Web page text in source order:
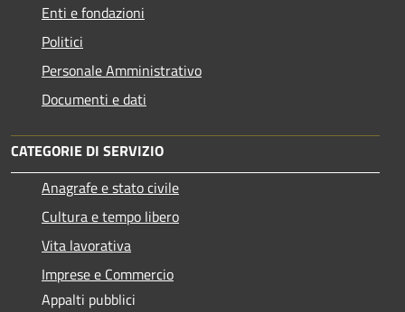
Enti e fondazioni
Politici
Personale Amministrativo
Documenti e dati
CATEGORIE DI SERVIZIO
Anagrafe e stato civile
Cultura e tempo libero
Vita lavorativa
Imprese e Commercio
Appalti pubblici